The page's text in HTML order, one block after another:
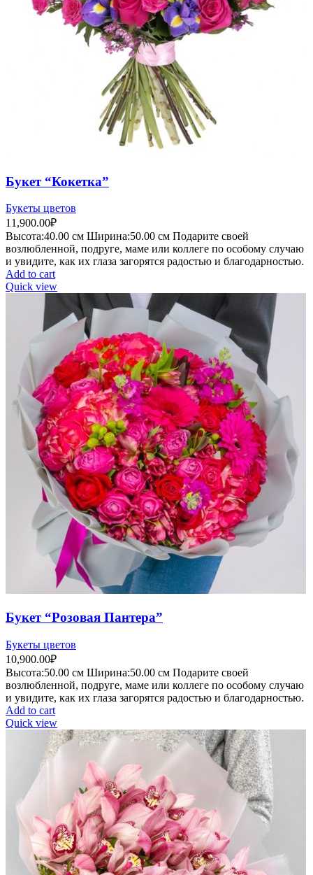
Букет “Кокетка”
Букеты цветов
11,900.00₽
Высота:40.00 см Ширина:50.00 см Подарите своей
возлюбленной, подруге, маме или коллеге по особому случаю
и увидите, как их глаза загорятся радостью и благодарностью.
Add to cart
Quick view
Букет “Розовая Пантера”
Букеты цветов
10,900.00₽
Высота:50.00 см Ширина:50.00 см Подарите своей
возлюбленной, подруге, маме или коллеге по особому случаю
и увидите, как их глаза загорятся радостью и благодарностью.
Add to cart
Quick view